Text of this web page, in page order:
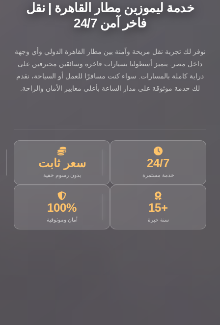
خدمة ليموزين مطار القاهرة | نقل
فاخر آمن 24/7
نوفر لك تجربة نقل مريحة وآمنة بين مطار القاهرة الدولي وأي وجهة
داخل مصر. يتميز أسطولنا بسيارات فاخرة وسائقين محترفين على
دراية كاملة بالمسارات. سواء كنت مسافرًا للعمل أو السياحة، نقدم
لك خدمة موثوقة على مدار الساعة بأعلى معايير الأمان والراحة.
24/7
خدمة مستمرة
سعر ثابت
بدون رسوم خفية
+15
سنة خبرة
100%
أمان وموثوقية